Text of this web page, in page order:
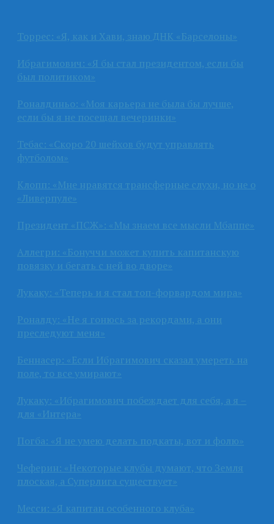
Торрес: «Я, как и Хави, знаю ДНК «Барселоны»
Ибрагимович: «Я бы стал президентом, если бы
был политиком»
Роналдиньо: «Моя карьера не была бы лучше,
если бы я не посещал вечеринки»
Тебас: «Скоро 20 шейхов будут управлять
футболом»
Клопп: «Мне нравятся трансферные слухи, но не о
«Ливерпуле»
Президент «ПСЖ»: «Мы знаем все мысли Мбаппе»
Аллегри: «Бонуччи может купить капитанскую
повязку и бегать с ней во дворе»
Лукаку: «Теперь и я стал топ-форвардом мира»
Роналду: «Не я гонюсь за рекордами, а они
преследуют меня»
Беннасер: «Если Ибрагимович сказал умереть на
поле, то все умирают»
Лукаку: «Ибрагимович побеждает для себя, а я –
для «Интера»
Погба: «Я не умею делать подкаты, вот и фолю»
Чеферин: «Некоторые клубы думают, что Земля
плоская, а Суперлига существует»
Месси: «Я капитан особенного клуба»